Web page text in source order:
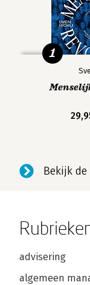
1
Bekijk de
advisering
algemeen